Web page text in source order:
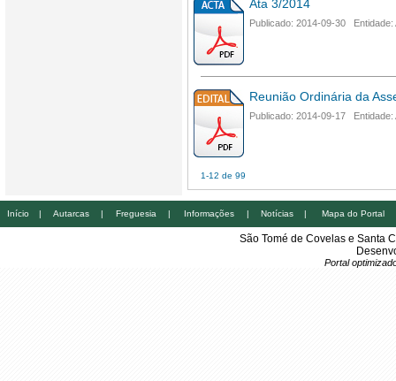
Ata 3/2014
Publicado: 2014-09-30 Entidade:
Reunião Ordinária da
Publicado: 2014-09-17 Entidade:
1-12 de 99
Início | Autarcas | Freguesia | Informações | Notícias | Mapa do Portal
São Tomé de Covelas e Santa
Portal